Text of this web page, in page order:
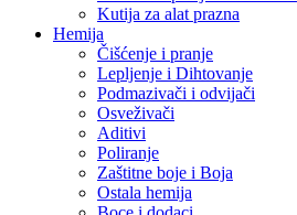
Kutija za alat prazna
Hemija
Čišćenje i pranje
Lepljenje i Dihtovanje
Podmazivači i odvijači
Osveživači
Aditivi
Poliranje
Zaštitne boje i Boja
Ostala hemija